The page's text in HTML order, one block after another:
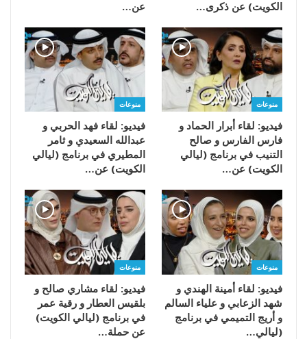
الكويت) عن ذكرى…
عن…
منوعات
فيديو: لقاء أبرار الحماد و
فارس الفارس و صالح
التنيب في برنامج (ليالي
الكويت) عن…
منوعات
فيديو: لقاء فهد الحربي و
عبدالله السعيدي و ثامر
المطيري في برنامج (ليالي
الكويت) عن…
منوعات
فيديو: لقاء أمينة الهندي و
شهد الزعابي و علياء السالم
و أريج التميمي في برنامج
(ليالي…
منوعات
فيديو: لقاء مشاري صالح و
بلقيس العطار و رقية عمر
في برنامج (ليالي الكويت)
عن حملة…